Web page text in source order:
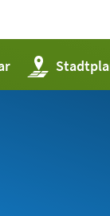
(Öffnet
in
einem